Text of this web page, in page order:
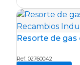
Resorte de
Ref. 02760042